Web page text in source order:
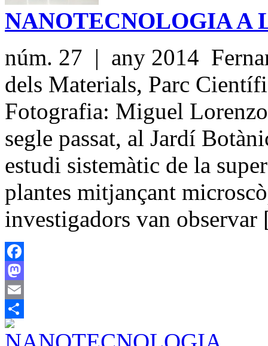
NANOTECNOLOGIA A
núm. 27 | any 2014
dels Materials, Parc
Fotografia: Miguel
segle passat, al Jardí
estudi sistemàtic de la
plantes mitjançant
investigadors van
Facebook
Mastodon
Email
Share